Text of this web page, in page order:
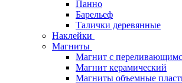
Панно
Барельеф
Талички деревянные
Наклейки
Магниты
Магнит с
Магнит керамический
Магниты объемные